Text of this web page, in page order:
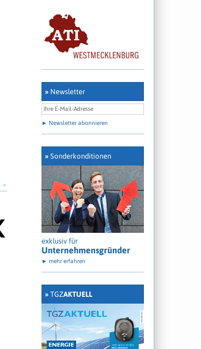
»
» Newsletter
► Newsletter abonnieren
» Sonderkonditionen
exklusiv für
Unternehmensgründer
► mehr erfahren
» TGZAKTUELL